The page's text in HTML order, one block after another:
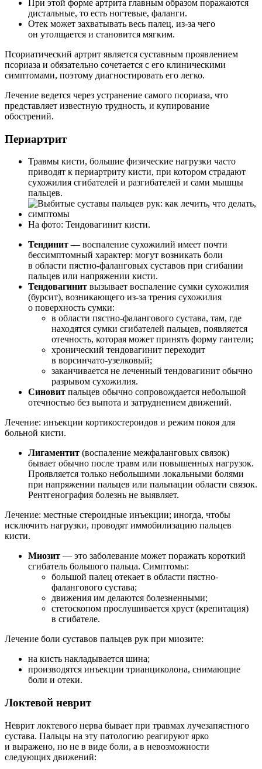
При этой форме артрита главным образом поражаются
дистальные, то есть ногтевые, фаланги.
Отек может захватывать весь палец, из-за чего
он утолщается и становится мягким.
Псориатический артрит является суставным проявлением
псориаза и обязательно сочетается с его клиническими
симптомами, поэтому диагностировать его легко.
Лечение ведется через устранение самого псориаза, что
представляет известную трудность, и купирование
обострений.
Периартрит
Травмы кисти, большие физические нагрузки часто
приводят к периартриту кисти, при котором страдают
сухожилия сгибателей и разгибателей и сами мышцы
пальцев.
На фото: Тендовагинит кисти.
Тендинит — воспаление сухожилий имеет почти
бессимптомный характер: могут возникать боли
в области пястно-фаланговых суставов при сгибании
пальцев или напряжении кисти.
Тендовагинит вызывает воспаление сумки сухожилия
(бурсит), возникающего из-за трения сухожилия
о поверхность сумки:
в области пястно-фалангового сустава, там, где
находятся сумки сгибателей пальцев, появляется
отечность, которая может принять форму гантели;
хронический тендовагинит переходит
в ворсинчато-узелковый;
заканчивается не леченный тендовагинит обычно
разрывом сухожилия.
Синовит пальцев обычно сопровождается небольшой
отечностью без выпота и затруднением движений.
Лечение: инъекции кортикостероидов и режим покоя для
больной кисти.
Лигаментит (воспаление межфаланговых связок)
бывает обычно после травм или повышенных нагрузок.
Проявляется только небольшими локальными болями
при напряжении пальцев или пальпации области связок.
Рентгенография болезнь не выявляет.
Лечение: местные стероидные инъекции; иногда, чтобы
исключить нагрузки, проводят иммобилизацию пальцев
кисти.
Миозит — это заболевание может поражать короткий
сгибатель большого пальца. Симптомы:
большой палец отекает в области пястно-
фалангового сустава;
движения им делаются болезненными;
стетоскопом прослушивается хруст (крепитация)
в сгибателе.
Лечение боли суставов пальцев рук при миозите:
на кисть накладывается шина;
производятся инъекции трианциколона, снимающие
боли и отеки.
Локтевой неврит
Неврит локтевого нерва бывает при травмах лучезапястного
сустава. Пальцы на эту патологию реагируют ярко
и выражено, но не в виде боли, а в невозможности
следующих движений: